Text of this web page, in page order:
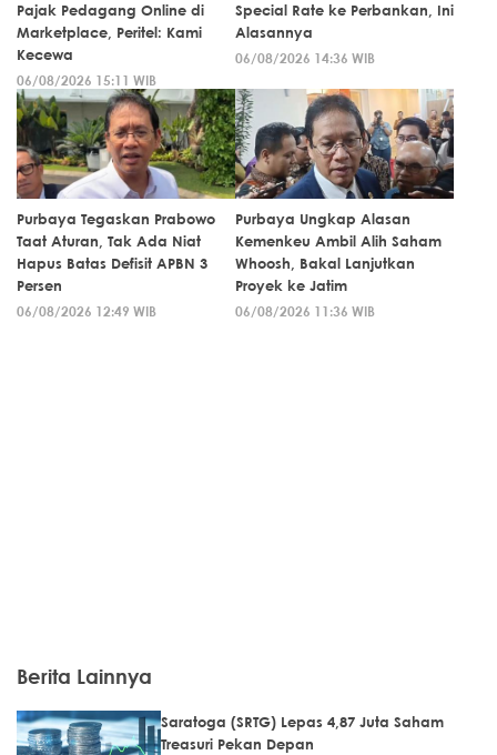
Pajak Pedagang Online di
Marketplace, Peritel: Kami
Kecewa
06/08/2026 15:11 WIB
Special Rate ke Perbankan, Ini
Alasannya
06/08/2026 14:36 WIB
Purbaya Tegaskan Prabowo
Taat Aturan, Tak Ada Niat
Hapus Batas Defisit APBN 3
Persen
06/08/2026 12:49 WIB
Purbaya Ungkap Alasan
Kemenkeu Ambil Alih Saham
Whoosh, Bakal Lanjutkan
Proyek ke Jatim
06/08/2026 11:36 WIB
Berita Lainnya
Saratoga (SRTG) Lepas 4,87 Juta Saham
Treasuri Pekan Depan